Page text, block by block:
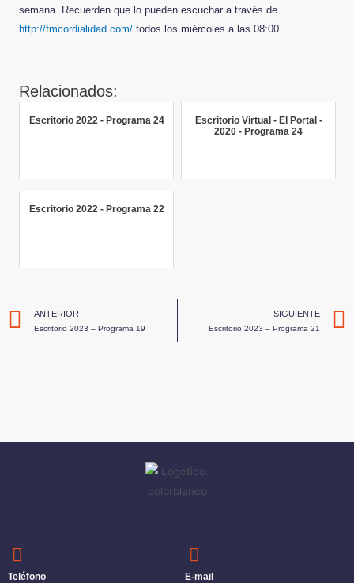
semana. Recuerden que lo pueden escuchar a través de
http://fmcordialidad.com/ todos los miércoles a las 08:00.
Relacionados:
Escritorio 2022 - Programa 24
Escritorio Virtual - El Portal -
2020 - Programa 24
Escritorio 2022 - Programa 22
ANTERIOR
Escritorio 2023 – Programa 19
SIGUIENTE
Escritorio 2023 – Programa 21
Teléfono E-mail